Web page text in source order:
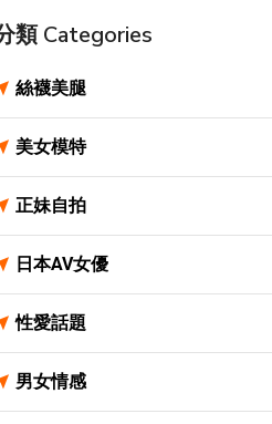
類 Categories
絲襪美腿
美女模特
正妹自拍
日本AV女優
性愛話題
男女情感